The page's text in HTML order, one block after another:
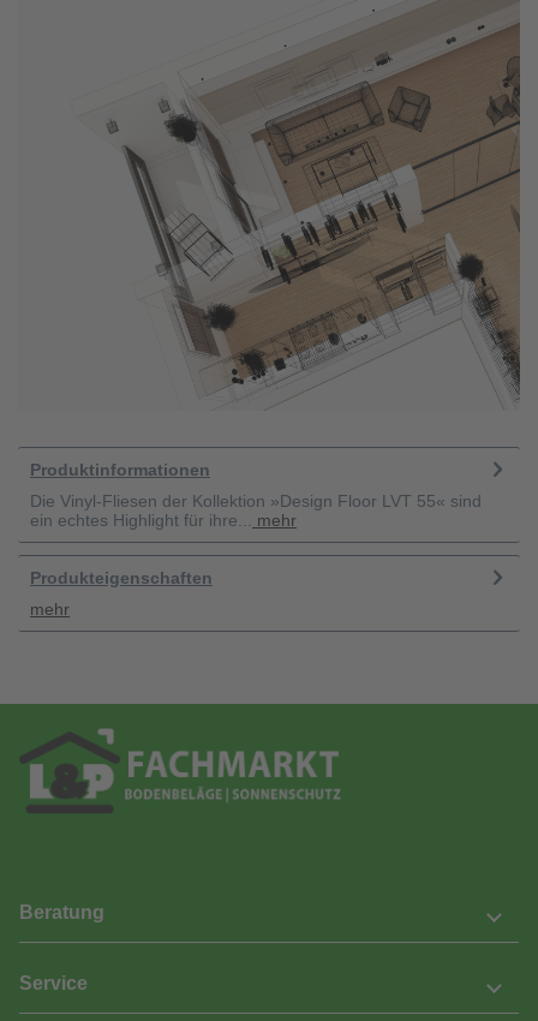
Produktinformationen
Die Vinyl-Fliesen der Kollektion »Design Floor LVT 55« sind
ein echtes Highlight für ihre...
mehr
Produkteigenschaften
mehr
Beratung
Service